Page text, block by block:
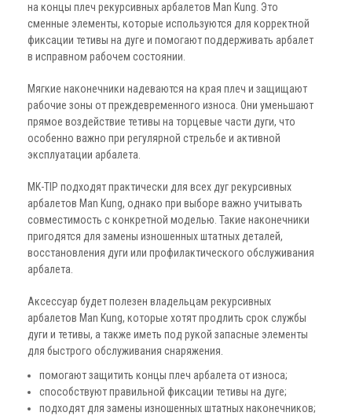
на концы плеч рекурсивных арбалетов Man Kung. Это
сменные элементы, которые используются для корректной
фиксации тетивы на дуге и помогают поддерживать арбалет
в исправном рабочем состоянии.
Мягкие наконечники надеваются на края плеч и защищают
рабочие зоны от преждевременного износа. Они уменьшают
прямое воздействие тетивы на торцевые части дуги, что
особенно важно при регулярной стрельбе и активной
эксплуатации арбалета.
MK-TIP подходят практически для всех дуг рекурсивных
арбалетов Man Kung, однако при выборе важно учитывать
совместимость с конкретной моделью. Такие наконечники
пригодятся для замены изношенных штатных деталей,
восстановления дуги или профилактического обслуживания
арбалета.
Аксессуар будет полезен владельцам рекурсивных
арбалетов Man Kung, которые хотят продлить срок службы
дуги и тетивы, а также иметь под рукой запасные элементы
для быстрого обслуживания снаряжения.
помогают защитить концы плеч арбалета от износа;
способствуют правильной фиксации тетивы на дуге;
подходят для замены изношенных штатных наконечников;